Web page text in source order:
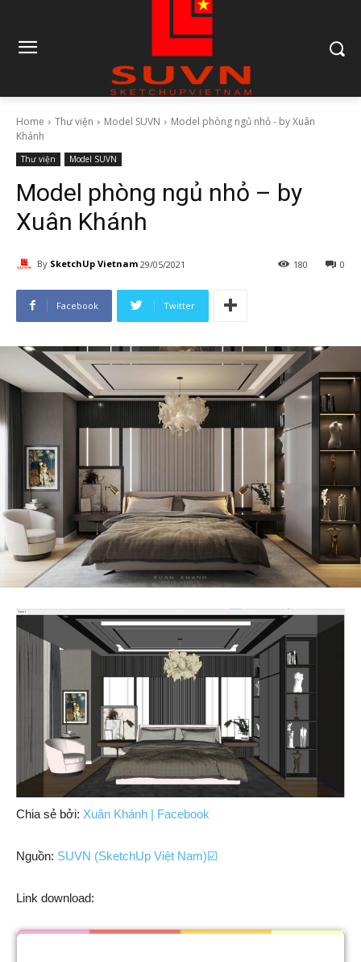
Home Thư viện Model SUVN
Model phòng ngủ nhỏ - by Xuân
Khánh
Thư viện Model SUVN
Model phòng ngủ nhỏ – by
Xuân Khánh
By SketchUp Vietnam 29/05/2021 0
180
Facebook Twitter
Chia sẻ bởi: Xuân Khánh | Facebook
Nguồn: SUVN (SketchUp Việt Nam)☑️
Link download: